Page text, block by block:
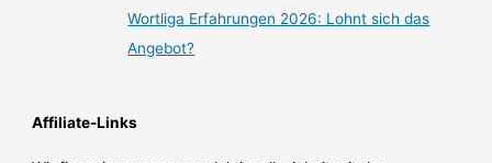
Wortliga Erfahrungen 2026: Lohnt sich das
Angebot?
Affiliate-Links